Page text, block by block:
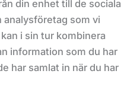
din enhet till de sociala
som vi
i sin tur kombinera
information som du har
har samlat in när du har